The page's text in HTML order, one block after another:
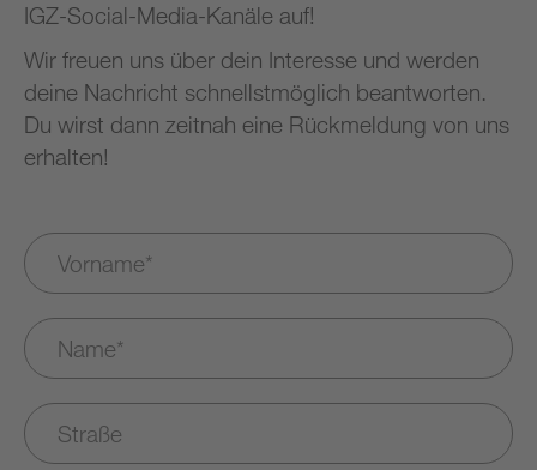
IGZ-Social-Media-Kanäle auf!
Wir freuen uns über dein Interesse und werden
deine Nachricht schnellstmöglich beantworten.
Du wirst dann zeitnah eine Rückmeldung von uns
erhalten!